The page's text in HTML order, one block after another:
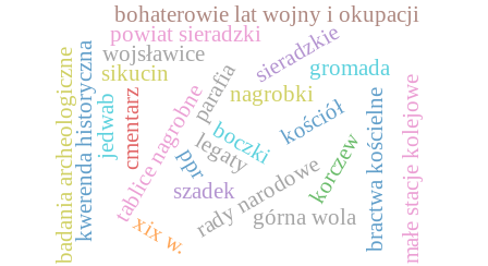
szadek
cmentarz kościół
parafianagrobki
tablice nagrobneboczki
sieradzkie
sikucin gromada
rady narodowe
górna wola małe stacje kolejowe
bohaterowie lat wojny i okupacji
wojsławice
kwerenda historyczna legaty bractwa kościelne
xix w.
jedwab
badania archeologiczne korczew
ppr
powiat sieradzki